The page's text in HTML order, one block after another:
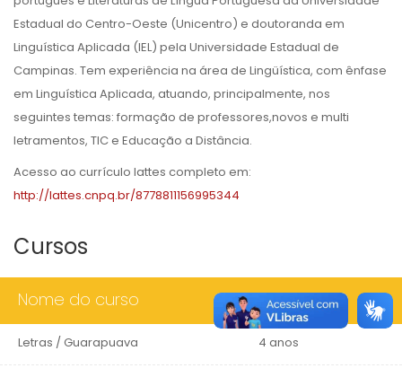
Estadual do Centro-Oeste (Unicentro) e doutoranda em
Linguística Aplicada (IEL) pela Universidade Estadual de
Campinas. Tem experiência na área de Lingüística, com ênfase
em Linguística Aplicada, atuando, principalmente, nos
seguintes temas: formação de professores,novos e multi
letramentos, TIC e Educação a Distância.
Acesso ao currículo lattes completo em:
http://lattes.cnpq.br/8778811156995344
Cursos
Nome do curso Duração
Letras / Guarapuava 4 anos